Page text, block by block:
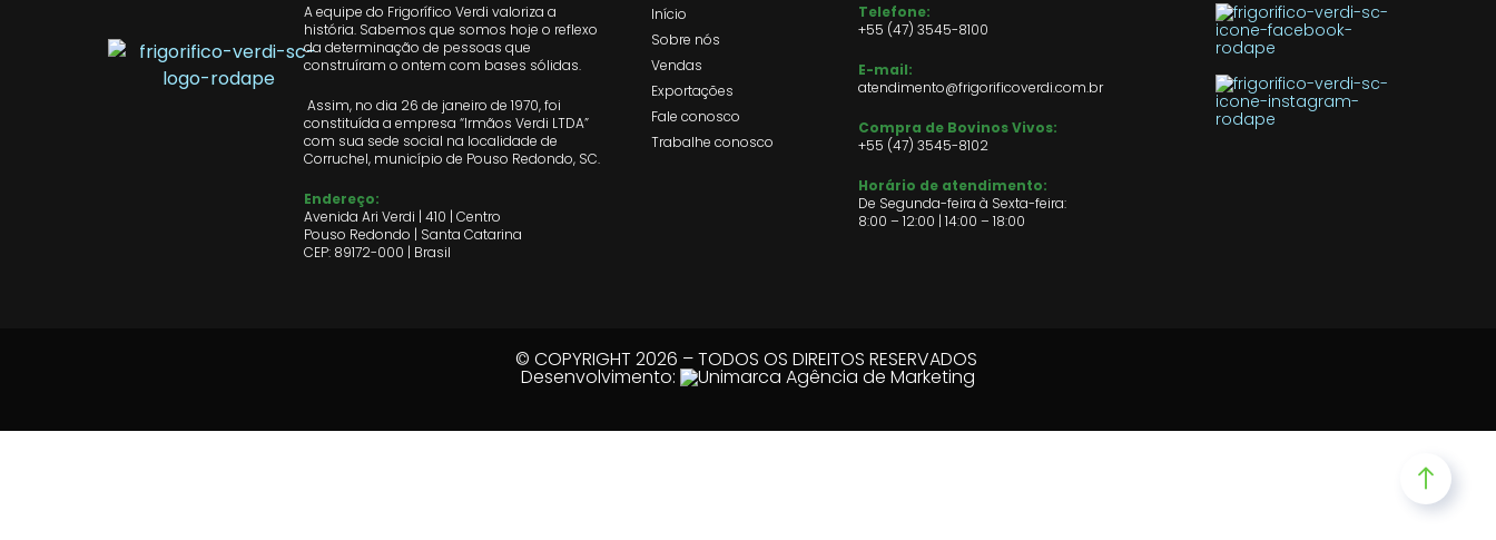
A equipe do Frigorífico Verdi valoriza a
história. Sabemos que somos hoje o reflexo
da determinação de pessoas que
construíram o ontem com bases sólidas.
Assim, no dia 26 de janeiro de 1970, foi
constituída a empresa “Irmãos Verdi LTDA”
com sua sede social na localidade de
Corruchel, município de Pouso Redondo, SC.
Endereço:
Avenida Ari Verdi | 410 | Centro
Pouso Redondo | Santa Catarina
CEP: 89172-000 | Brasil
Início
Sobre nós
Vendas
Exportações
Fale conosco
Trabalhe conosco
Telefone:
+55 (47) 3545-8100
E-mail:
atendimento@frigorificoverdi.com.br
Compra de Bovinos Vivos:
+55 (47) 3545-8102
Horário de atendimento:
De Segunda-feira à Sexta-feira:
8:00 – 12:00 | 14:00 – 18:00
© COPYRIGHT 2026 – TODOS OS DIREITOS RESERVADOS
Desenvolvimento: